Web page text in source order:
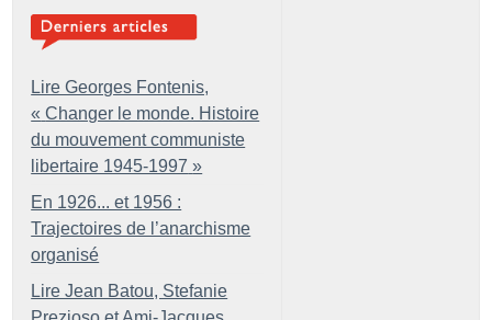
Lire Georges Fontenis,
« Changer le monde. Histoire
du mouvement communiste
libertaire 1945-1997 »
En 1926... et 1956 :
Trajectoires de l’anarchisme
organisé
Lire Jean Batou, Stefanie